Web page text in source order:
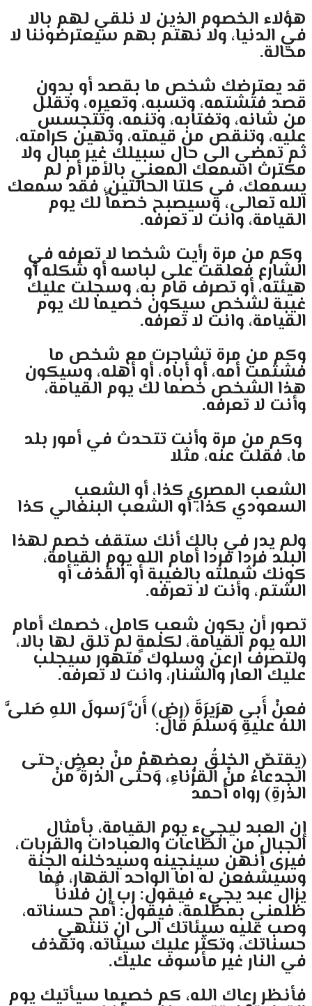
هؤلاء الخصوم الذين لا نلقي لهم بالا
في الدنيا، ولا نهتم بهم سيعترضوننا لا
محالة.
قد يعترضك شخص ما بقصد أو بدون
قصد فتشتمه، وتسبه، وتعيره، وتقلل
من شانه، وتغتابه، وتنمه، وتتجسس
عليه، وتنقص من قيمته، وتهين كرامته،
ثم تمضي الى حال سبيلك غير مبال ولا
مكترث اسمعك المعني بالأمر أم لم
يسمعك، في كلتا الحالتين، فقد سمعك
الله تعالى، وسيصبح خصماً لك يوم
القيامة، وانت لا تعرفه.
وكم من مرة رأيت شخصا لا تعرفه في
الشارع فعلقت على لباسه أو شكله أو
هيئته، أو تصرف قام به، وسجلت عليك
غيبة لشخص سيكون خصيما لك يوم
القيامة، وانت لا تعرفه.
وكم من مرة تشاجرت مع شخص ما
فشتمت أمه، أو أباه، أو أهله، وسيكون
هذا الشخص خصما لك يوم القيامة،
وأنت لا تعرفه.
وكم من مرة وأنت تتحدث في أمور بلد
ما، فقلت عنه، مثلا
الشعب المصري كذا، أو الشعب
السعودي كذا، أو الشعب البنغالي كذا
ولم يدر في بالك أنك ستقف خصم لهذا
البلد فردا فردا أمام الله يوم القيامة،
كونك شملته بالغيبة أو القذف أو
الشتم، وأنت لا تعرفه.
تصور أن يكون شعب كامل، خصمك أمام
الله يوم القيامة، لكلمةٍ لم تلق لها بالا،
ولتصرف ارعن وسلوك متهور سيجلب
عليك العار والشنار، وانت لا تعرفه.
فعنْ أَبي هرَيرَةَ (رض) أَنَّ رَسولَ اللهِ صَلىَّ
اللهُ عليهِ وَسلمَ قالَ:
(يقتصّ الخلقُ بعضهمْ منْ بعضٍ، حتى
الجدعاءُ منْ القرْناءِ، وَحتى الذرةُ منْ
الذرةِ) رواه أحمد
إن العبد ليجيء يوم القيامة، بأمثال
الجبال من الطاعات والعبادات والقربات،
فيرى أنهن سينجينه وسيدخلنه الجنة
وسيشفعن له اما الواحد القهار، فما
يزال عبد يجيء فيقول: رب إن فلاناً
ظلمني بمظلمة، فيقول: أمح حسناته،
وصب عليه سيئاتك الى ان تنتهي
حسناتك، وتكثر عليك سيئاته، وتقذف
في النار غير مأسوف عليك.
فأنظر رعاك الله، كم خصيما سيأتيك يوم